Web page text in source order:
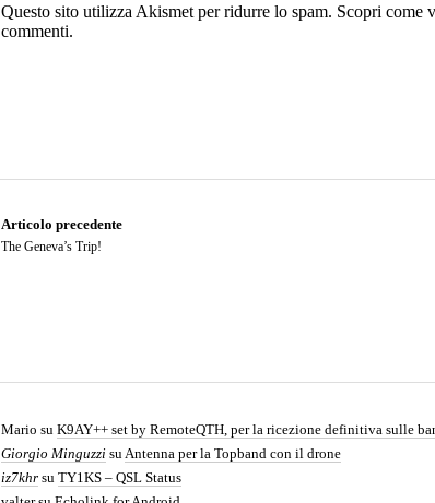
Questo sito utilizza Akismet per ridurre lo spam. Scopri come
commenti.
Articolo precedente
The Geneva’s Trip!
Mario su K9AY++ set by RemoteQTH, per la ricezione definitiva sulle
Giorgio Minguzzi suAntenna per la Topband con il drone
iz7khr su TY1KS – QSL Status